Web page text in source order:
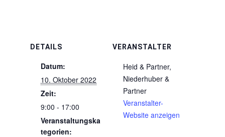
DETAILS
Datum:
10. Oktober 2022
Zeit:
9:00 - 17:00
Veranstaltungska
tegorien:
VERANSTALTER
Heid & Partner,
Niederhuber &
Partner
Veranstalter-
Website anzeigen